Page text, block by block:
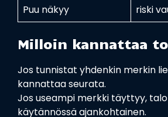
Puu näkyy
riski
Milloin kannattaa
Jos tunnistat yhdenkin merkin
kannattaa seurata.
Jos useampi merkki täyttyy,
käytännössä ajankohtainen.